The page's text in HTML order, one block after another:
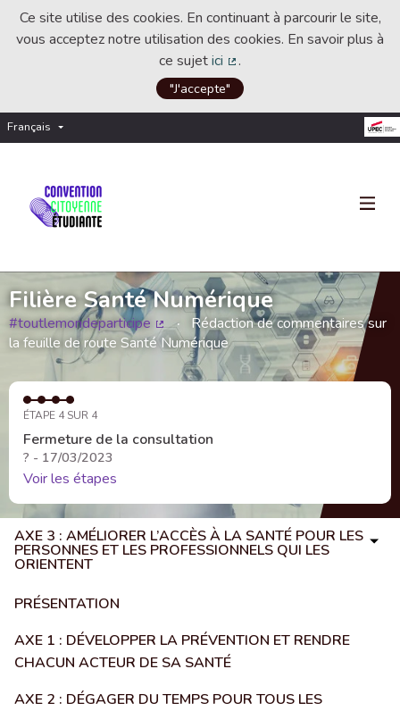
Ce site utilise des cookies. En continuant à parcourir le site,
vous acceptez notre utilisation des cookies. En savoir plus à
ce sujetici
(Lien externe)
.
"J'accepte"
Français Choisir la langue
Filière Santé Numérique
#toutlemondeparticipe
(Lien externe)
Rédaction de commentaires sur
la feuille de route Santé Numérique
ÉTAPE 4 SUR 4
Fermeture de la consultation
? - 17/03/2023
Voir les étapes
AXE 3 : AMÉLIORER L’ACCÈS À LA SANTÉ POUR LES
PERSONNES ET LES PROFESSIONNELS QUI LES
ORIENTENT
PRÉSENTATION
AXE 1 : DÉVELOPPER LA PRÉVENTION ET RENDRE
CHACUN ACTEUR DE SA SANTÉ
AXE 2 : DÉGAGER DU TEMPS POUR TOUS LES